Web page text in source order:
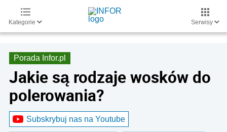
Kategorie Serwisy
Porada Infor.pl
Jakie są rodzaje wosków do
polerowania?
Subskrybuj nas na Youtube